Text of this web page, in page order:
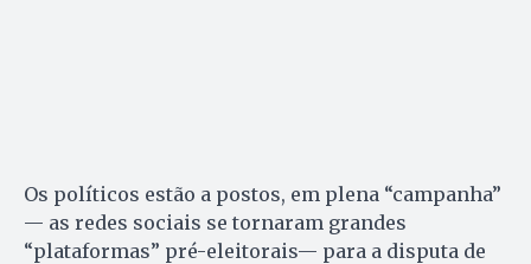
Os políticos estão a postos, em plena “campanha”
— as redes sociais se tornaram grandes
“plataformas” pré-eleitorais— para a disputa de